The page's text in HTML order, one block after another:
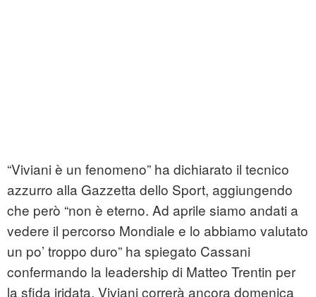
“Viviani è un fenomeno” ha dichiarato il tecnico
azzurro alla Gazzetta dello Sport, aggiungendo
che però “non è eterno. Ad aprile siamo andati a
vedere il percorso Mondiale e lo abbiamo valutato
un po’ troppo duro” ha spiegato Cassani
confermando la leadership di Matteo Trentin per
la sfida iridata. Viviani correrà ancora domenica